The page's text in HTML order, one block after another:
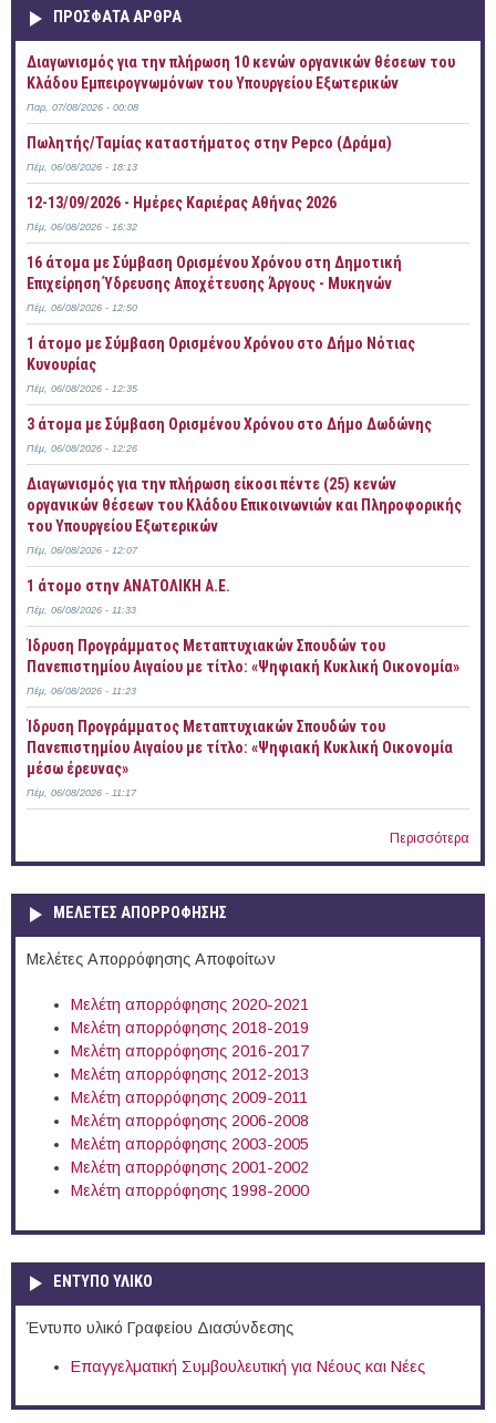
ΠΡOΣΦΑΤΑ AΡΘΡΑ
Διαγωνισμός για την πλήρωση 10 κενών οργανικών θέσεων του
Κλάδου Εμπειρογνωμόνων του Υπουργείου Εξωτερικών
Παρ, 07/08/2026 - 00:08
Πωλητής/Ταμίας καταστήματος στην Pepco (Δράμα)
Πέμ, 06/08/2026 - 18:13
12-13/09/2026 - Ημέρες Καριέρας Αθήνας 2026
Πέμ, 06/08/2026 - 16:32
16 άτομα με Σύμβαση Ορισμένου Χρόνου στη Δημοτική
Επιχείρηση Ύδρευσης Αποχέτευσης Άργους - Μυκηνών
Πέμ, 06/08/2026 - 12:50
1 άτομο με Σύμβαση Ορισμένου Χρόνου στο Δήμο Νότιας
Κυνουρίας
Πέμ, 06/08/2026 - 12:35
3 άτομα με Σύμβαση Ορισμένου Χρόνου στο Δήμο Δωδώνης
Πέμ, 06/08/2026 - 12:26
Διαγωνισμός για την πλήρωση είκοσι πέντε (25) κενών
οργανικών θέσεων του Κλάδου Επικοινωνιών και Πληροφορικής
του Υπουργείου Εξωτερικών
Πέμ, 06/08/2026 - 12:07
1 άτομο στην ΑΝΑΤΟΛΙΚΗ Α.Ε.
Πέμ, 06/08/2026 - 11:33
Ίδρυση Προγράμματος Μεταπτυχιακών Σπουδών του
Πανεπιστημίου Αιγαίου με τίτλο: «Ψηφιακή Κυκλική Οικονομία»
Πέμ, 06/08/2026 - 11:23
Ίδρυση Προγράμματος Μεταπτυχιακών Σπουδών του
Πανεπιστημίου Αιγαίου με τίτλο: «Ψηφιακή Κυκλική Οικονομία
μέσω έρευνας»
Πέμ, 06/08/2026 - 11:17
Περισσότερα
ΜΕΛΕΤΕΣ ΑΠΟΡΡΟΦΗΣΗΣ
Μελέτες Απορρόφησης Αποφοίτων
Μελέτη απορρόφησης 2020-2021
Μελέτη απορρόφησης 2018-2019
Μελέτη απορρόφησης 2016-2017
Μελέτη απορρόφησης 2012-2013
Μελέτη απορρόφησης 2009-2011
Μελέτη απορρόφησης 2006-2008
Μελέτη απορρόφησης 2003-2005
Μελέτη απορρόφησης 2001-2002
Μελέτη απορρόφησης 1998-2000
ΕΝΤΥΠΟ ΥΛΙΚΟ
Έντυπο υλικό Γραφείου Διασύνδεσης
Επαγγελματική Συμβουλευτική για Νέους και Νέες